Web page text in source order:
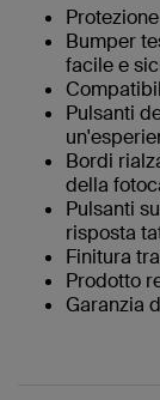
Bumper
facile e
Pulsanti
Bordi
della
Pulsanti
risposta
Finitura
Prodotto
Garanzia